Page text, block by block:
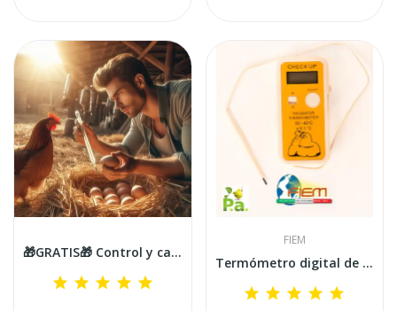
🎁GRATIS🎁 Control y calibración de incubadora...
FIEM
Termómetro digital de precisión Fiem Check Up...